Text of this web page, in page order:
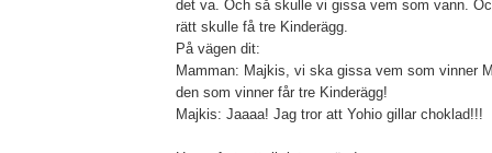
det va. Och så skulle vi gissa vem som vann.
rätt skulle få tre Kinderägg.
På vägen dit:
Mamman: Majkis, vi ska gissa vem som vinner
den som vinner får tre Kinderägg!
Majkis: Jaaaa! Jag tror att Yohio gillar choklad!!!